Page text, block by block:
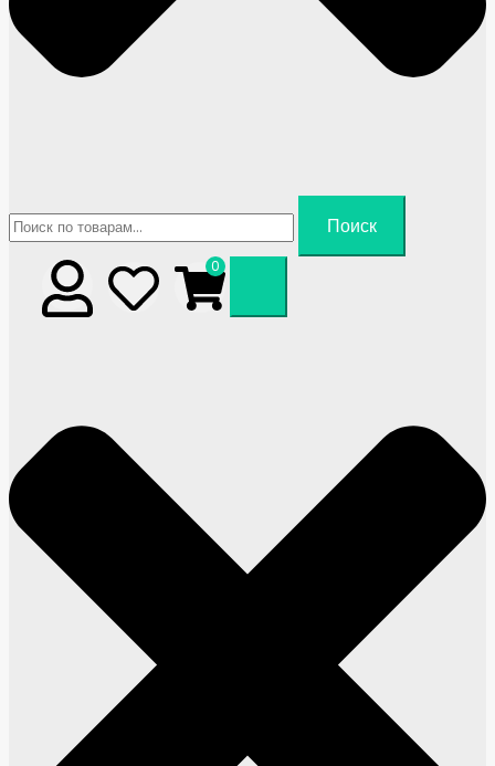
Искать:
Поиск
0